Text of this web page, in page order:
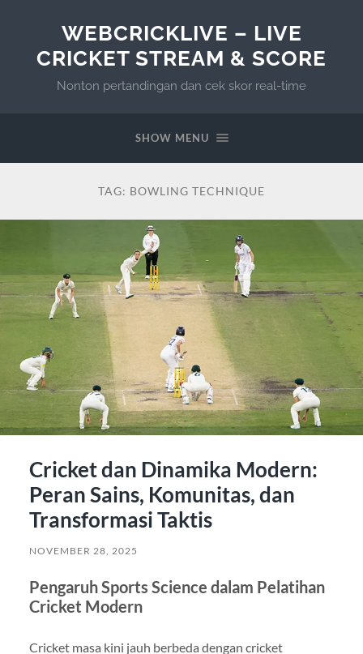
WEBCRICKLIVE – LIVE
CRICKET STREAM & SCORE
Nonton pertandingan dan cek skor real-time
SHOW MENU
TAG: BOWLING TECHNIQUE
Cricket dan Dinamika Modern:
Peran Sains, Komunitas, dan
Transformasi Taktis
NOVEMBER 28, 2025
Pengaruh Sports Science dalam Pelatihan
Cricket Modern
Cricket masa kini jauh berbeda dengan cricket